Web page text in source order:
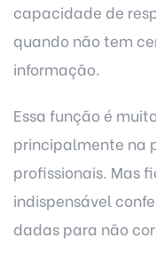
capacidade de
quando não tem
informação.
Essa função é
principalmente na
profissionais. Mas
indispensável
dadas para não